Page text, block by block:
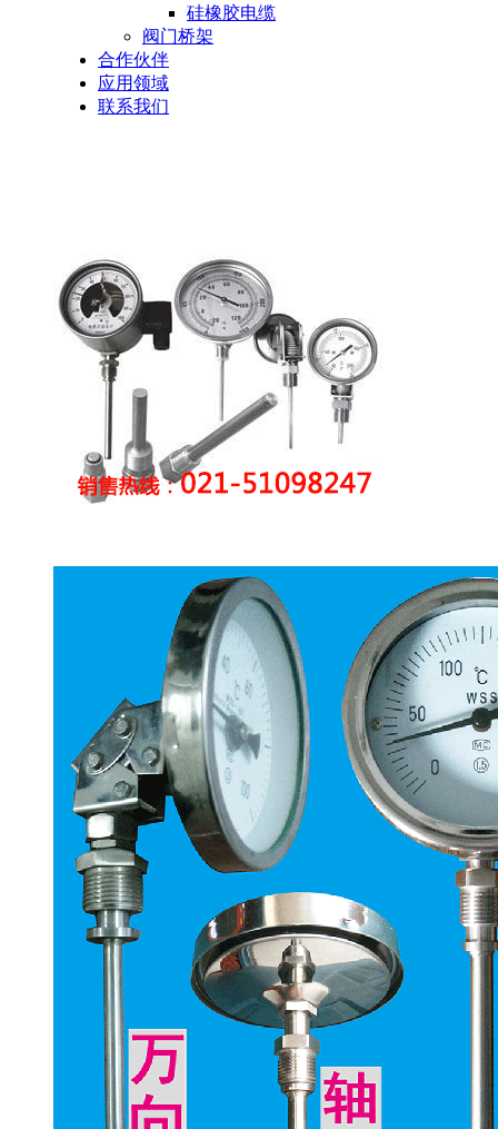
硅橡胶电缆
阀门桥架
合作伙伴
应用领域
联系我们